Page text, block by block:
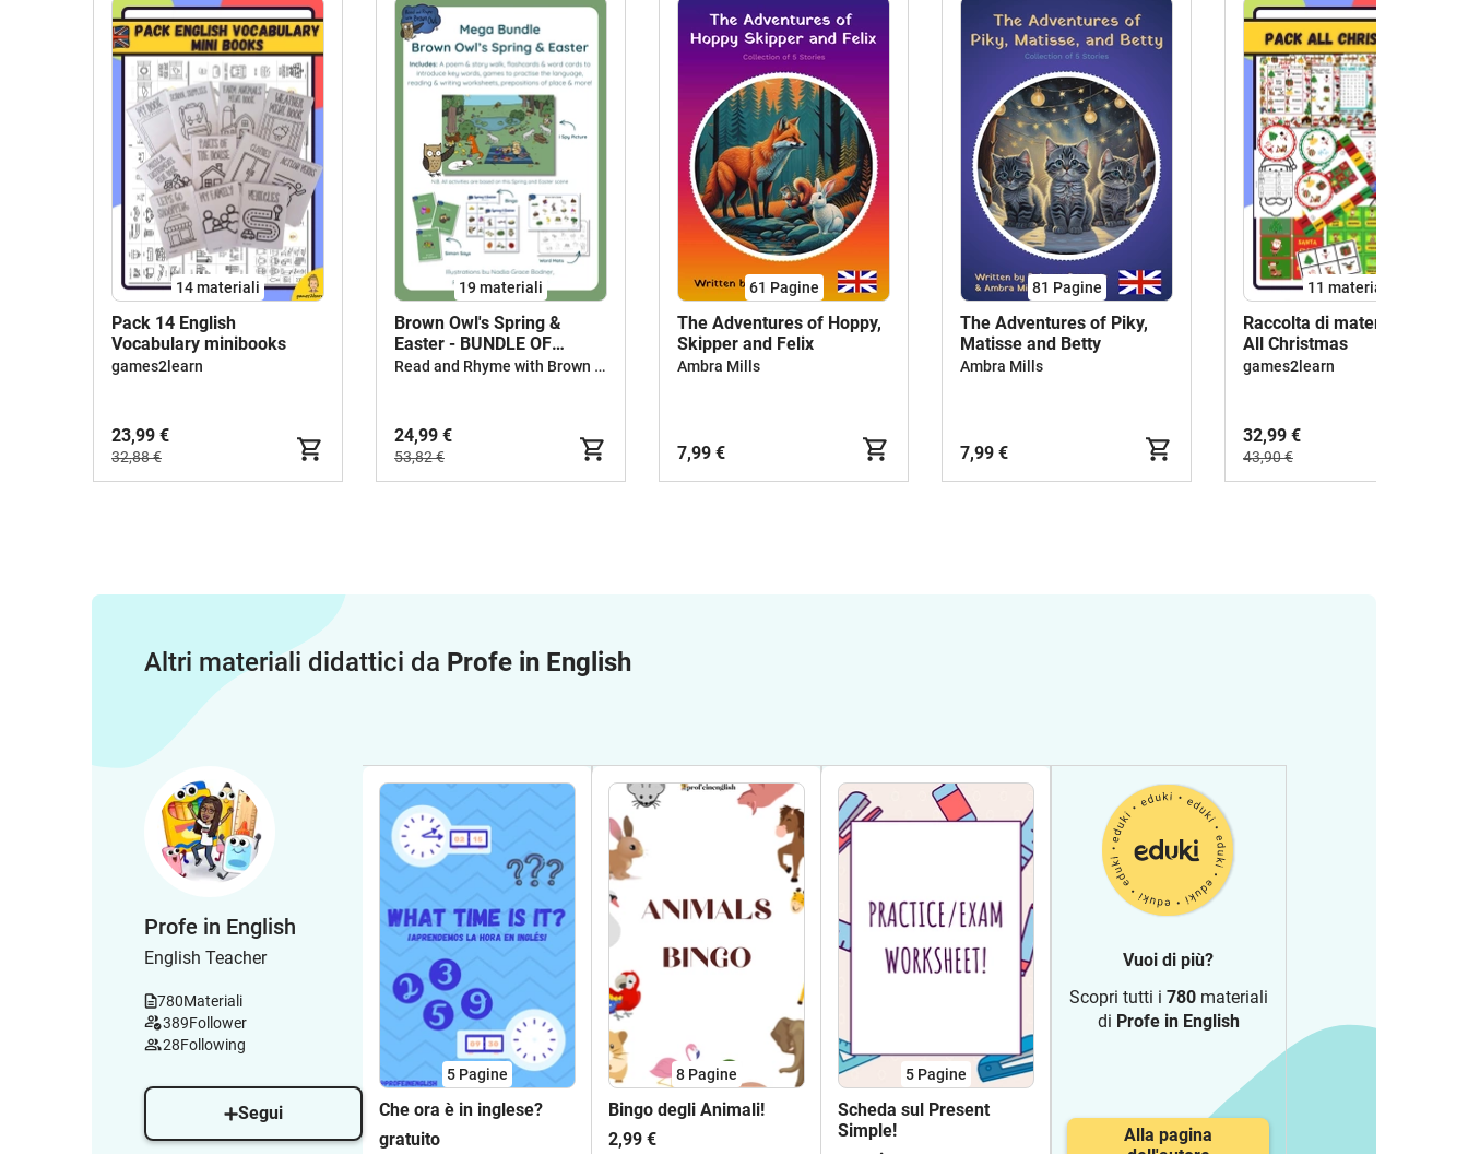
14 materiali
Pack 14 English
Vocabulary minibooks
games2learn
23,99 €
32,88 €
19 materiali
Brown Owl's Spring &
Easter - BUNDLE OF
ACTIVITIES
Read and Rhyme with Brown Owl
24,99 €
53,82 €
61 Pagine
The Adventures of Hoppy,
Skipper and Felix
Ambra Mills
7,99 €
81 Pagine
The Adventures of Piky,
Matisse and Betty
Ambra Mills
7,99 €
11 materiali
Raccolta di materiali: Pack
All Christmas
games2learn
32,99 €
43,90 €
Altri materiali didattici da Profe in English
Profe in English
English Teacher
780Materiali
389Follower
28Following
Segui
5 Pagine
Che ora è in inglese?
gratuito
8 Pagine
Bingo degli Animali!
2,99 €
5 Pagine
Scheda sul Present
Simple!
Vuoi di più?
Scopri tutti i 780materiali
di Profe in English
Alla pagina